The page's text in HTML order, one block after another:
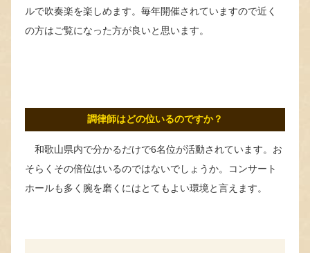
ルで吹奏楽を楽しめます。毎年開催されていますので近く
の方はご覧になった方が良いと思います。
調律師はどの位いるのですか？
和歌山県内で分かるだけで6名位が活動されています。お
そらくその倍位はいるのではないでしょうか。コンサート
ホールも多く腕を磨くにはとてもよい環境と言えます。